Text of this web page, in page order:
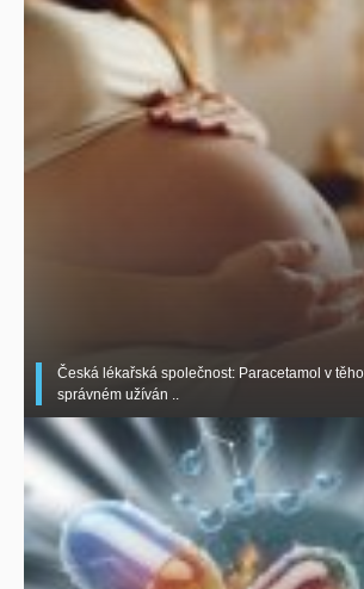
Česká lékařská společnost: Paracetamol v
správném užíván ..